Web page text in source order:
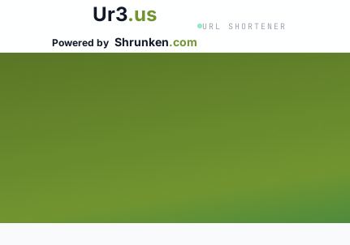
Ur3.us
Powered by Shrunken.com
URL SHORTENER